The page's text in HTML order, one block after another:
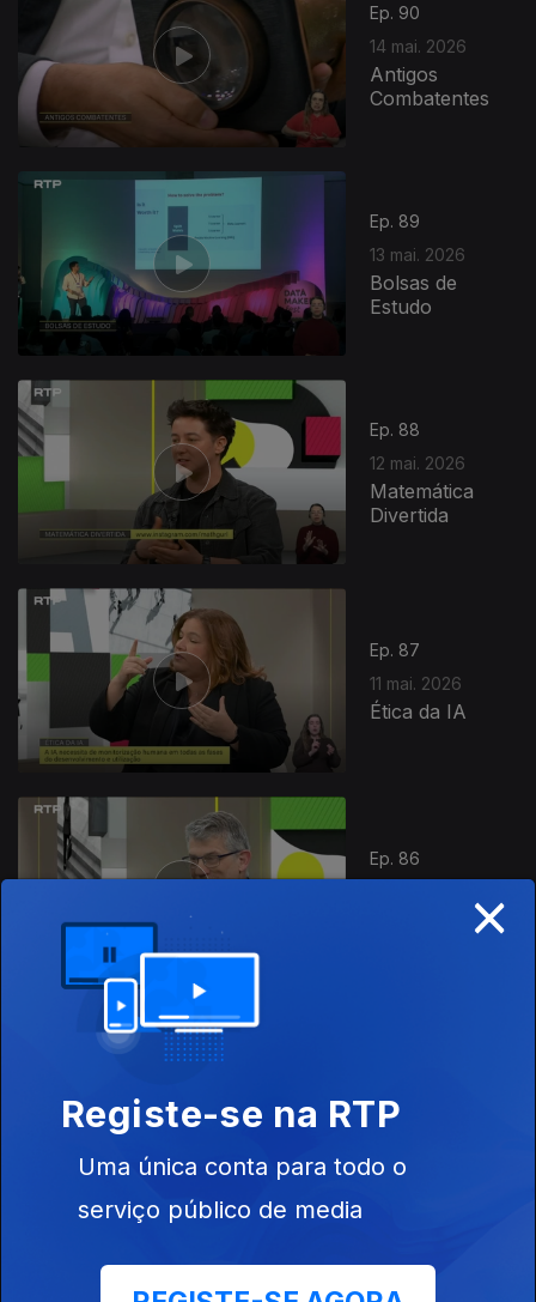
Ep. 90
14 mai. 2026
Antigos
Combatentes
Ep. 89
13 mai. 2026
Bolsas de
Estudo
Ep. 88
12 mai. 2026
Matemática
Divertida
Ep. 87
11 mai. 2026
Ética da IA
Ep. 86
927546
A Importância
Ep. 84
06 mai. 2026
×
Registe-se na RTP
Uma única conta para todo o
serviço público de media